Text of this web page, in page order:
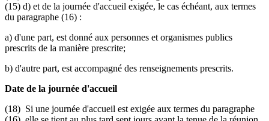
(15) d) et de la journée d'accueil exigée, le cas échéant, aux termes
du paragraphe (16) :
a) d'une part, est donné aux personnes et organismes publics
prescrits de la manière prescrite;
b) d'autre part, est accompagné des renseignements prescrits.
Date de la journée d'accueil
(18) Si une journée d'accueil est exigée aux termes du paragraphe